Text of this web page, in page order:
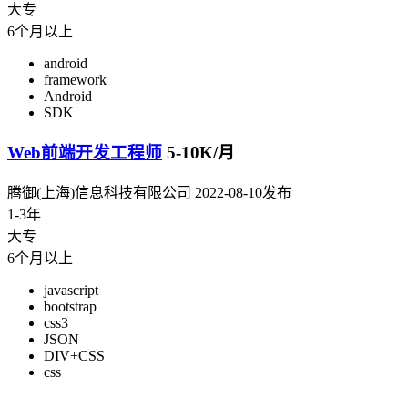
大专
6个月以上
android
framework
Android
SDK
Web前端开发工程师 5-10K/月
腾御(上海)信息科技有限公司 2022-08-10发布
1-3年
大专
6个月以上
javascript
bootstrap
css3
JSON
DIV+CSS
css